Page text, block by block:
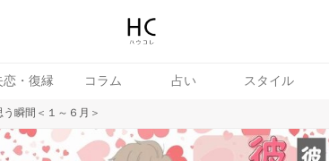
恋・復縁 コラム 占い スタイル
瞬間＜１～６月＞